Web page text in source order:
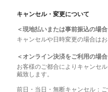
キャンセル・変更について
＜現地払いまたは事前振込の場
キャンセルや日時変更の場合は
＜オンライン決済をご利用の場
お客様のご都合によりキャンセ
戴致します。
前日・当日・無断キャンセル：